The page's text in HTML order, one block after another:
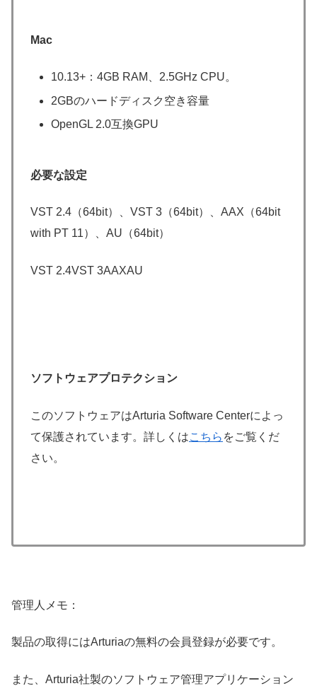
Mac
10.13+：4GB RAM、2.5GHz CPU。
2GBのハードディスク空き容量
OpenGL 2.0互換GPU
必要な設定
VST 2.4（64bit）、VST 3（64bit）、AAX（64bit
with PT 11）、AU（64bit）
VST 2.4VST 3AAXAU
ソフトウェアプロテクション
このソフトウェアはArturia Software Centerによっ
て保護されています。詳しくはこちら をご覧くだ
さい。
管理人メモ：
製品の取得にはArturiaの無料の会員登録が必要です。
また、Arturia社製のソフトウェア管理アプリケーション